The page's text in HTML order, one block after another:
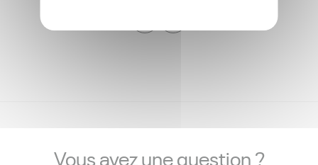
Vous avez une question ?